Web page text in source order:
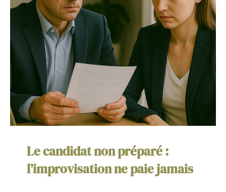
Le candidat non préparé :
l’improvisation ne paie jamais